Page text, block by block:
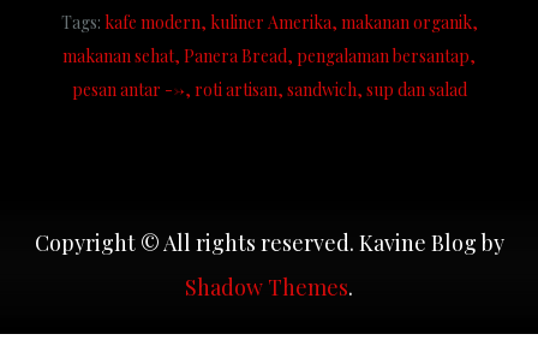
Tags: kafe modern kuliner Amerika makanan organik
makanan sehat Panera Bread pengalaman bersantap
pesan antar --> roti artisan sandwich sup dan salad
Copyright © All rights reserved. Kavine Blog by
Shadow Themes.